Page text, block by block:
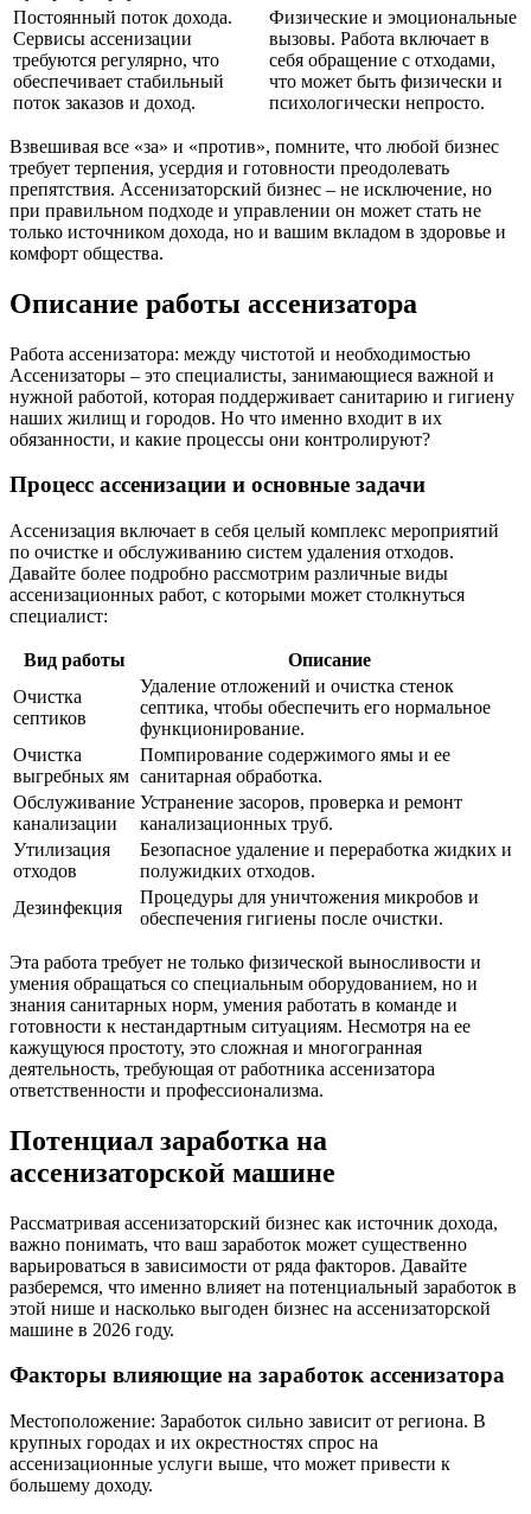
Постоянный поток дохода.
Сервисы ассенизации
требуются регулярно, что
обеспечивает стабильный
поток заказов и доход.
Физические и эмоциональные
вызовы. Работа включает в
себя обращение с отходами,
что может быть физически и
психологически непросто.
Взвешивая все «за» и «против», помните, что любой бизнес
требует терпения, усердия и готовности преодолевать
препятствия. Ассенизаторский бизнес – не исключение, но
при правильном подходе и управлении он может стать не
только источником дохода, но и вашим вкладом в здоровье и
комфорт общества.
Описание работы ассенизатора
Работа ассенизатора: между чистотой и необходимостью
Ассенизаторы – это специалисты, занимающиеся важной и
нужной работой, которая поддерживает санитарию и гигиену
наших жилищ и городов. Но что именно входит в их
обязанности, и какие процессы они контролируют?
Процесс ассенизации и основные задачи
Ассенизация включает в себя целый комплекс мероприятий
по очистке и обслуживанию систем удаления отходов.
Давайте более подробно рассмотрим различные виды
ассенизационных работ, с которыми может столкнуться
специалист:
Вид работы
Описание
Очистка
септиков
Удаление отложений и очистка стенок
септика, чтобы обеспечить его нормальное
функционирование.
Очистка
выгребных ям
Помпирование содержимого ямы и ее
санитарная обработка.
Обслуживание
канализации
Устранение засоров, проверка и ремонт
канализационных труб.
Утилизация
отходов
Безопасное удаление и переработка жидких и
полужидких отходов.
Дезинфекция
Процедуры для уничтожения микробов и
обеспечения гигиены после очистки.
Эта работа требует не только физической выносливости и
умения обращаться со специальным оборудованием, но и
знания санитарных норм, умения работать в команде и
готовности к нестандартным ситуациям. Несмотря на ее
кажущуюся простоту, это сложная и многогранная
деятельность, требующая от работника ассенизатора
ответственности и профессионализма.
Потенциал заработка на
ассенизаторской машине
Рассматривая ассенизаторский бизнес как источник дохода,
важно понимать, что ваш заработок может существенно
варьироваться в зависимости от ряда факторов. Давайте
разберемся, что именно влияет на потенциальный заработок в
этой нише и насколько выгоден бизнес на ассенизаторской
машине в 2026 году.
Факторы влияющие на заработок ассенизатора
Местоположение: Заработок сильно зависит от региона. В
крупных городах и их окрестностях спрос на
ассенизационные услуги выше, что может привести к
большему доходу.